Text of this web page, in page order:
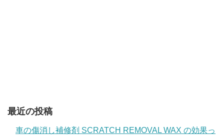
最近の投稿
車の傷消し補修剤 SCRATCH REMOVAL WAX の効果っ